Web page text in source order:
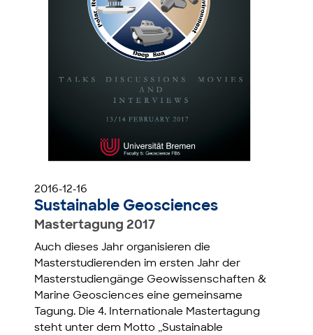
2016-12-16
Sustainable Geosciences
Mastertagung 2017
Auch dieses Jahr organisieren die
Masterstudierenden im ersten Jahr der
Masterstudiengänge Geowissenschaften &
Marine Geosciences eine gemeinsame
Tagung. Die 4. Internationale Mastertagung
steht unter dem Motto „Sustainable